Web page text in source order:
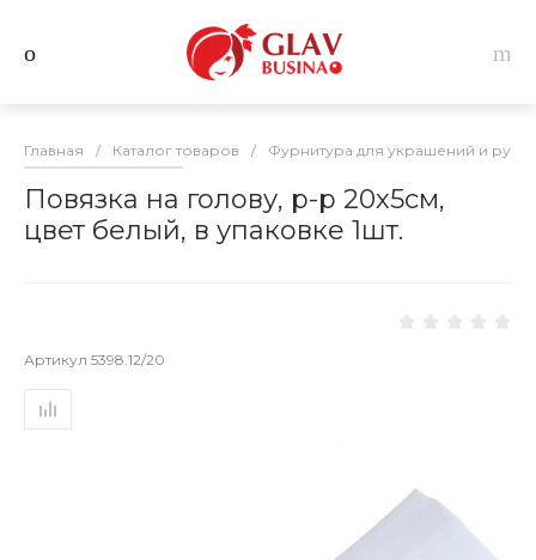
Главная / Каталог товаров / Фурнитура для украшений и
Повязка на голову, р-р 20х5см,
цвет белый, в упаковке 1шт.
Артикул 5398.12/20